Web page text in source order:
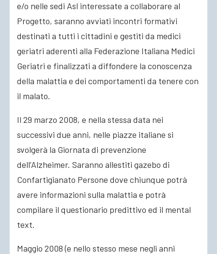
e/o nelle sedi Asl interessate a collaborare al
Progetto, saranno avviati incontri formativi
destinati a tutti i cittadini e gestiti da medici
geriatri aderenti alla Federazione Italiana Medici
Geriatri e finalizzati a diffondere la conoscenza
della malattia e dei comportamenti da tenere con
il malato.
Il 29 marzo 2008, e nella stessa data nei
successivi due anni, nelle piazze italiane si
svolgerà la Giornata di prevenzione
dell’Alzheimer. Saranno allestiti gazebo di
Confartigianato Persone dove chiunque potrà
avere informazioni sulla malattia e potrà
compilare il questionario predittivo ed il mental
text.
Maggio 2008 (e nello stesso mese negli anni